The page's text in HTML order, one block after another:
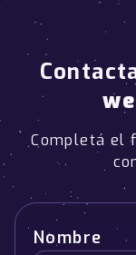
Completá el
Nombre